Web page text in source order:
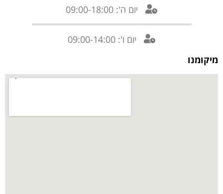
יום ה': 09:00-18:00
יום ו': 09:00-14:00
מיקומנו